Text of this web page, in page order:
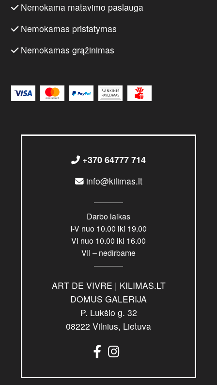
Nemokama matavimo paslauga
Nemokamas pristatymas
Nemokamas grąžinimas
+370 64777 714
info@kilimas.lt
Darbo laikas
I-V nuo 10.00 iki 19.00
VI nuo 10.00 iki 16.00
VII – nedirbame
ART DE VIVRE | KILIMAS.LT
DOMUS GALERIJA
P. Lukšio g. 32
08222 Vilnius, Lietuva